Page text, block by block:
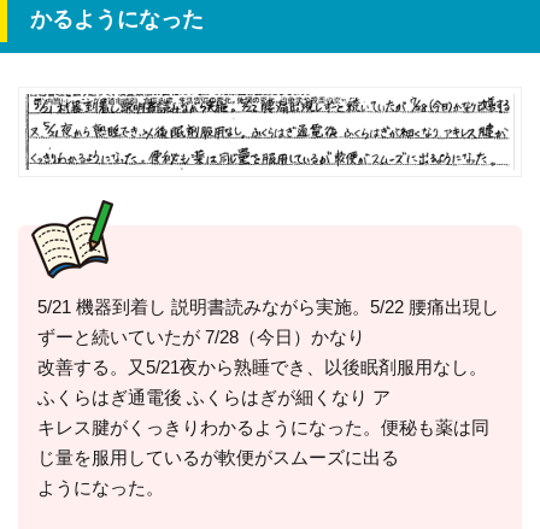
かるようになった
5/21 機器到着し 説明書読みながら実施。5/22 腰痛出現し
ずーと続いていたが 7/28（今日）かなり
改善する。又5/21夜から熟睡でき、以後眠剤服用なし。
ふくらはぎ通電後 ふくらはぎが細くなり ア
キレス腱がくっきりわかるようになった。便秘も薬は同
じ量を服用しているが軟便がスムーズに出る
ようになった。